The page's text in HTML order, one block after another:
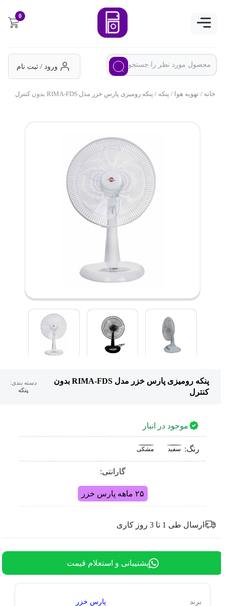
0
ورود / ثبت نام
خانه/ تهویه هوا/ پنکه/ پنکه رومیزی پارس خزر مدل RIMA-FDS بدون کنترل
پنکه رومیزی پارس خزر مدل RIMA-FDS بدون
کنترل
دسته بندی:
پنکه
موجود در انبار
رنگ: سفید مشکی
گارانتی:
۲۵ ماهه پارس خزر
ارسال طی 1 تا 3 روز کاری
پشتیبانی و استعلام قیمت
برند پارس خزر